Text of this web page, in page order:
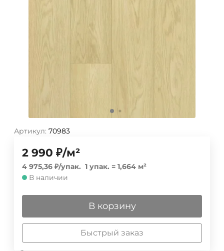
Артикул: 70983
2 990 ₽/м²
4 975,36 ₽/упак. 1 упак. = 1,664 м²
В наличии
В корзину
Быстрый заказ